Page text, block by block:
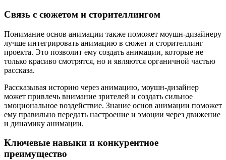
Связь с сюжетом и сторителлингом
Понимание основ анимации также поможет моушн-дизайнеру
лучше интегрировать анимацию в сюжет и сторителлинг
проекта. Это позволит ему создать анимации, которые не
только красиво смотрятся, но и являются органичной частью
рассказа.
Рассказывая историю через анимацию, моушн-дизайнер
может привлечь внимание зрителей и создать сильное
эмоциональное воздействие. Знание основ анимации поможет
ему правильно передать настроение и эмоции через движение
и динамику анимации.
Ключевые навыки и конкурентное
преимущество